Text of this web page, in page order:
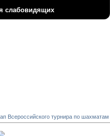
слабовидящих
Всероссийского турнира по шахматам